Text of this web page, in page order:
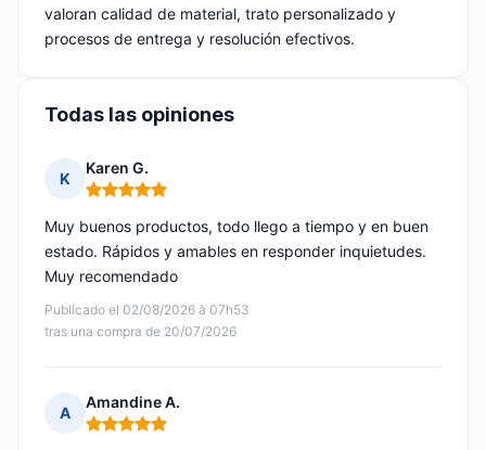
valoran calidad de material, trato personalizado y
procesos de entrega y resolución efectivos.
Todas las opiniones
K
Karen G.
Nota: 5 de 5
Publicado el 02/08/2026 à 07h53
tras una compra de 20/07/2026
Muy buenos productos, todo llego a tiempo y en buen
estado. Rápidos y amables en responder inquietudes.
Muy recomendado
A
Amandine A.
Nota: 5 de 5